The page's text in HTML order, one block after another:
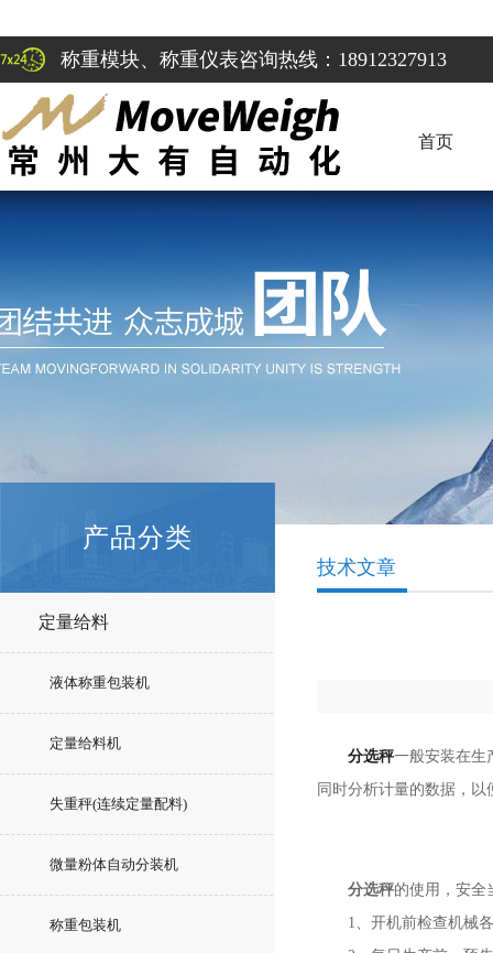
称重模块、称重仪表咨询热线：18912327913
首页
产品分类
定量给料
液体称重包装机
定量给料机
失重秤(连续定量配料)
微量粉体自动分装机
称重包装机
技术文章
分选秤一般安装在生
同时分析计量的数据，
分选秤的使用，安全
1、开机前检查机械各